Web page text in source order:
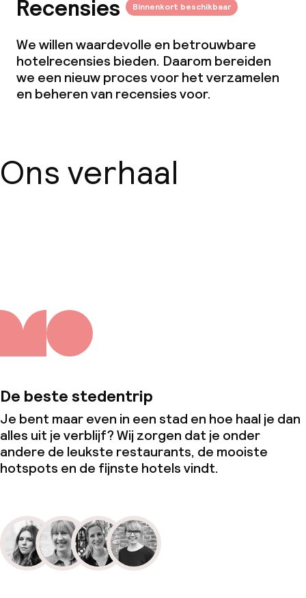
Restaurant
Bar
Eet- en drinkdiensten
Dieetopties
Speciale dieetopties
Faciliteiten en diensten voor kinderen
Speeltuin
Schoonmaakvoorzieningen
Wasservice
Recensies Binnenkort beschikbaar
We willen waardevolle en betrouwbare
hotelrecensies bieden. Daarom bereiden
we een nieuw proces voor het verzamelen
en beheren van recensies voor.
Ons verhaal
De beste stedentrip
Je bent maar even in een stad en hoe haal je dan
alles uit je verblijf? Wij zorgen dat je onder
andere de leukste restaurants, de mooiste
hotspots en de fijnste hotels vindt.